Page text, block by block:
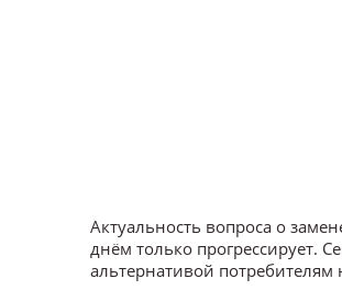
Актуальность вопроса о
днём только прогрессирует.
альтернативой